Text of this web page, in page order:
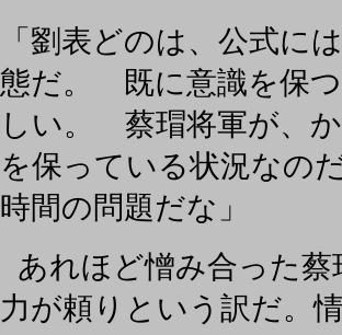
「劉表どのは、公式に
態だ。 既に意識を保
しい。 蔡瑁将軍が、
を保っている状況なの
時間の問題だな」
あれほど憎み合った
力が頼りという訳だ。